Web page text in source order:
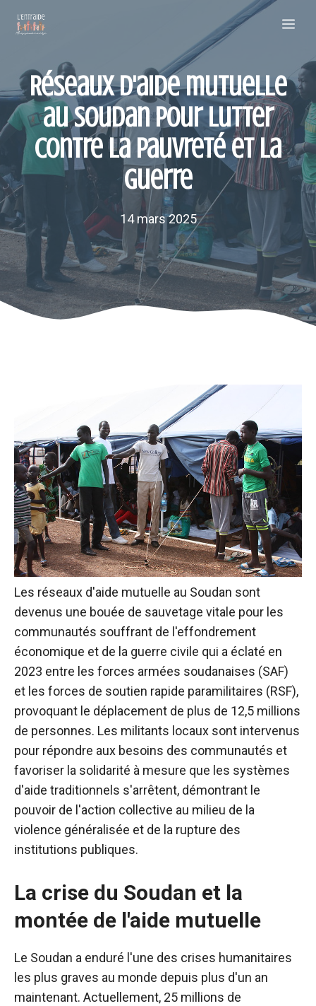
Réseaux d'aide mutuelle
au Soudan pour lutter
contre la pauvreté et la
guerre
14 mars 2025
Les réseaux d'aide mutuelle au Soudan sont
devenus une bouée de sauvetage vitale pour les
communautés souffrant de l'effondrement
économique et de la guerre civile qui a éclaté en
2023 entre les forces armées soudanaises (SAF)
et les forces de soutien rapide paramilitaires (RSF),
provoquant le déplacement de plus de 12,5 millions
de personnes. Les militants locaux sont intervenus
pour répondre aux besoins des communautés et
favoriser la solidarité à mesure que les systèmes
d'aide traditionnels s'arrêtent, démontrant le
pouvoir de l'action collective au milieu de la
violence généralisée et de la rupture des
institutions publiques.
La crise du Soudan et la
montée de l'aide mutuelle
Le Soudan a enduré l'une des crises humanitaires
les plus graves au monde depuis plus d'un an
maintenant. Actuellement, 25 millions de